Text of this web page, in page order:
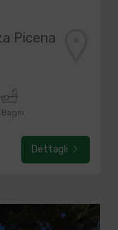
Picena
Bagni
Dettagli